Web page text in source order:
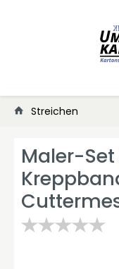
Streichen
Maler-